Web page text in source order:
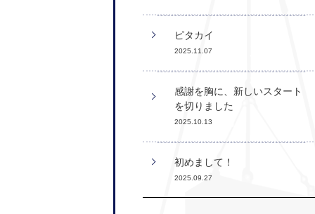
ピタカイ
2025.11.07
感謝を胸に、新しいスタート
を切りました
2025.10.13
初めまして！
2025.09.27